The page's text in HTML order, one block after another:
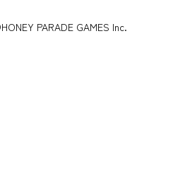
PARADE GAMES Inc.